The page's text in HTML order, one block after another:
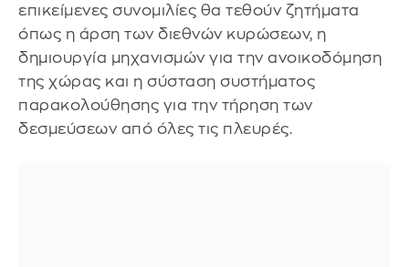
επικείμενες συνομιλίες θα τεθούν ζητήματα
όπως η άρση των διεθνών κυρώσεων, η
δημιουργία μηχανισμών για την ανοικοδόμηση
της χώρας και η σύσταση συστήματος
παρακολούθησης για την τήρηση των
δεσμεύσεων από όλες τις πλευρές.